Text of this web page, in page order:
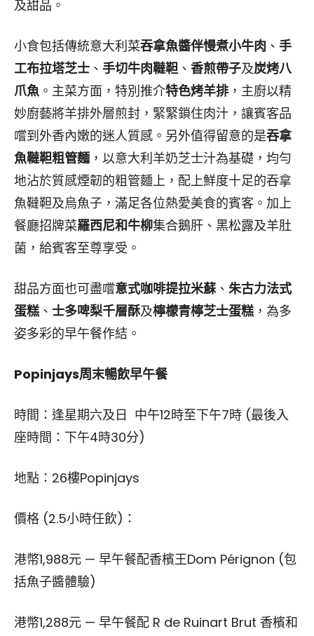
及甜品。
小食包括傳統意大利菜吞拿魚醬伴慢煮小牛肉 、 手
工布拉塔芝士 、 手切牛肉韃靼 、 香煎帶子及炭烤八
爪魚 。主菜方面，特別推介特色烤羊排 ，主廚以精
妙廚藝將羊排外層煎封，緊緊鎖住肉汁，讓賓客品
嚐到外香內嫩的迷人質感。另外值得留意的是吞拿
魚韃靼粗管麵，以意大利羊奶芝士汁為基礎，均勻
地沾於質感煙韌的粗管麵上，配上鮮度十足的吞拿
魚韃靼及烏魚子，滿足各位熱愛美食的賓客。加上
餐廳招牌菜羅西尼和牛柳集合鵝肝、黑松露及羊肚
菌，給賓客至尊享受。
甜品方面也可盡嚐意式咖啡提拉米蘇、 朱古力法式
蛋糕 、 士多啤梨千層酥及檸檬青檸芝士蛋糕 ，為多
姿多彩的早午餐作結。
Popinjays周末暢飲早午餐
時間：逢星期六及日 中午12時至下午7時 (最後入
座時間：下午4時30分)
地點：26樓Popinjays
價格 (2.5小時任飲)：
港幣1,988元 — 早午餐配香檳王Dom Pérignon (包
括魚子醬體驗)
港幣1,288元 — 早午餐配 R de Ruinart Brut 香檳和